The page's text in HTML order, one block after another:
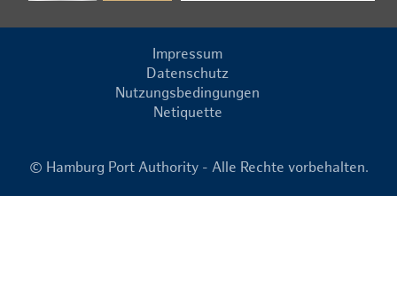
Impressum
Datenschutz
Nutzungsbedingungen
Netiquette
© Hamburg Port Authority - Alle Rechte vorbehalten.